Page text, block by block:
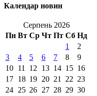
Календар новин
Серпень 2026
Пн Вт Ср Чт Пт Сб Нд
1
2
3
4 5 6 7 8
9
10 11 12 13 14 15 16
17 18 19 20 21 22 23
24 25 26 27 28 29 30